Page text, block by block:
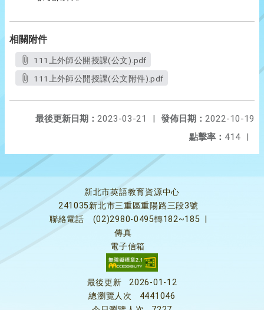
相關附件
111上外師公開授課(公文).pdf
111上外師公開授課(公文附件).pdf
發佈日期： 2022-10-19
最後更新日期： 2023-03-21
|
點擊率： 414 |
新北市英語教育資源中心
241035新北市三重區重陽路三段3號
聯絡電話
(02)2980-0495轉182~185
傳真
電子信箱
最後更新
2026-01-12
總瀏覽人次
4441046